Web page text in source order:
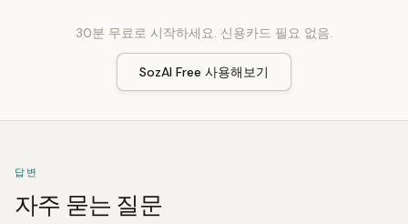
30분 무료로 시작하세요. 신용카드 필요 없음.
SozAI Free 사용해보기
답변
자주 묻는 질문